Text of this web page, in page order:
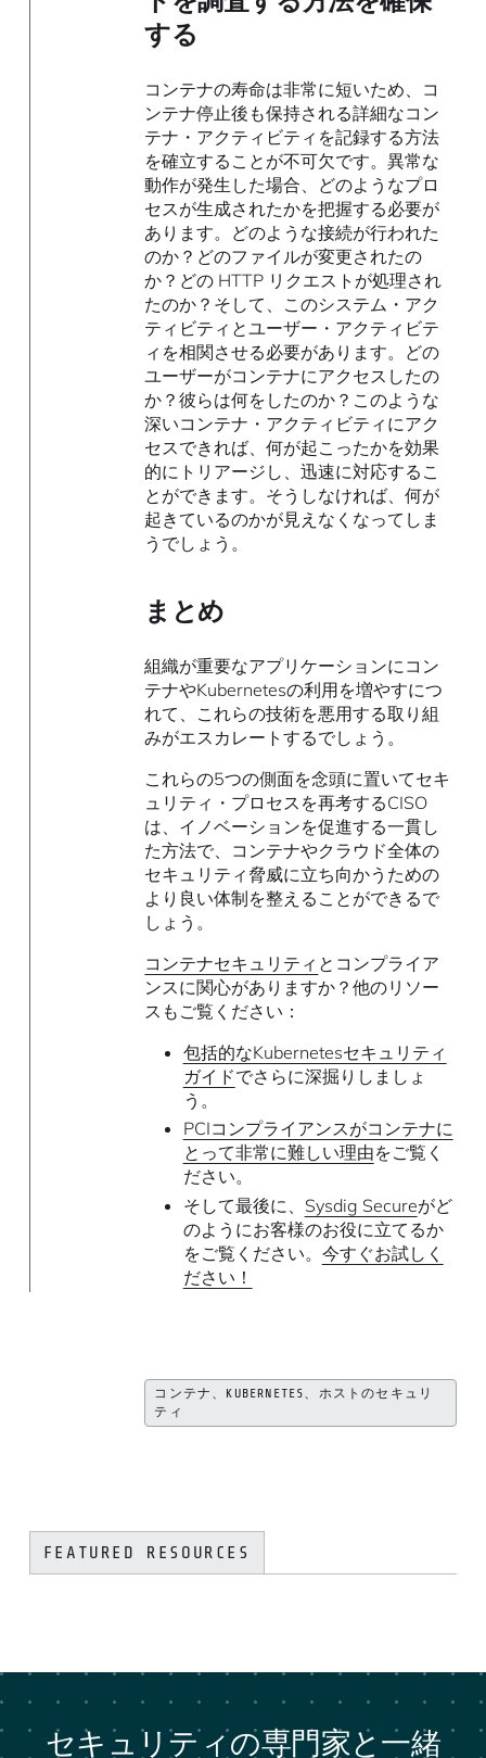
する
コンテナの寿命は非常に短いため、コ
ンテナ停止後も保持される詳細なコン
テナ・アクティビティを記録する方法
を確立することが不可欠です。異常な
動作が発生した場合、どのようなプロ
セスが生成されたかを把握する必要が
あります。どのような接続が行われた
のか？どのファイルが変更されたの
か？どの HTTP リクエストが処理され
たのか？そして、このシステム・アク
ティビティとユーザー・アクティビテ
ィを相関させる必要があります。どの
ユーザーがコンテナにアクセスしたの
か？彼らは何をしたのか？このような
深いコンテナ・アクティビティにアク
セスできれば、何が起こったかを効果
的にトリアージし、迅速に対応するこ
とができます。そうしなければ、何が
起きているのかが見えなくなってしま
うでしょう。
まとめ
組織が重要なアプリケーションにコン
テナやKubernetesの利用を増やすにつ
れて、これらの技術を悪用する取り組
みがエスカレートするでしょう。
これらの5つの側面を念頭に置いてセキ
ュリティ・プロセスを再考するCISO
は、イノベーションを促進する一貫し
た方法で、コンテナやクラウド全体の
セキュリティ脅威に立ち向かうための
より良い体制を整えることができるで
しょう。
コンテナセキュリティ とコンプライア
ンスに関心がありますか？他のリソー
スもご覧ください：
包括的なKubernetesセキュリティ
ガイドでさらに深掘りしましょ
う。
PCIコンプライアンスがコンテナに
とって非常に難しい理由をご覧く
ださい。
そして最後に、 Sysdig Secureがど
のようにお客様のお役に立てるか
をご覧ください。 今すぐお試しく
ださい！
コンテナ、KUBERNETES、ホストのセキュリ
ティ
FEATURED RESOURCES
セキュリティの専門家と一緒